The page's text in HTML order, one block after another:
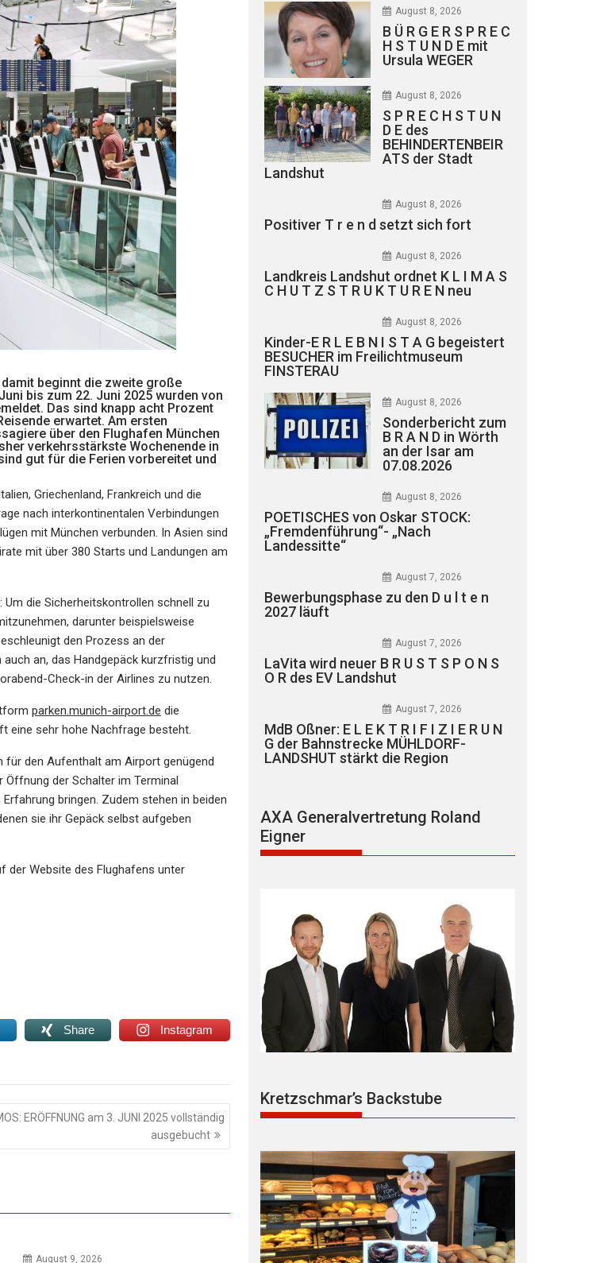
beginnt die zweite große
bis zum 22. Juni 2025 wurden von
Das sind knapp acht Prozent
erwartet. Am ersten
über den Flughafen München
verkehrsstärkste Wochenende in
gut für die Ferien vorbereitet und
Griechenland, Frankreich und die
nach interkontinentalen Verbindungen
mit München verbunden. In Asien sind
mit über 380 Starts und Landungen am
die Sicherheitskontrollen schnell zu
darunter beispielsweise
den Prozess an der
an, das Handgepäck kurzfristig und
Check-in der Airlines zu nutzen.
parken.munich-airport.de die
eine sehr hohe Nachfrage besteht.
den Aufenthalt am Airport genügend
der Schalter im Terminal
bringen. Zudem stehen in beiden
sie ihr Gepäck selbst aufgeben
der Website des Flughafens unter
Share Instagram
ERÖFFNUNG am 3. JUNI 2025 vollständig
ausgebucht
August 9, 2026
August 8, 2026
B Ü R G E R S P R E C
H S T U N D E mit
Ursula WEGER
August 8, 2026
S P R E C H S T U N
D E des
BEHINDERTENBEIR
ATS der Stadt
Landshut
August 8, 2026
Positiver T r e n d setzt sich fort
August 8, 2026
Landkreis Landshut ordnet K L I M A S
C H U T Z S T R U K T U R E N neu
August 8, 2026
Kinder-E R L E B N I S T A G begeistert
BESUCHER im Freilichtmuseum
FINSTERAU
August 8, 2026
Sonderbericht zum
B R A N D in Wörth
an der Isar am
07.08.2026
August 8, 2026
POETISCHES von Oskar STOCK:
„Fremdenführung“- „Nach
Landessitte“
August 7, 2026
Bewerbungsphase zu den D u l t e n
2027 läuft
August 7, 2026
LaVita wird neuer B R U S T S P O N S
O R des EV Landshut
August 7, 2026
MdB Oßner: E L E K T R I F I Z I E R U N
G der Bahnstrecke MÜHLDORF-
LANDSHUT stärkt die Region
AXA Generalvertretung Roland
Eigner
Kretzschmar’s Backstube